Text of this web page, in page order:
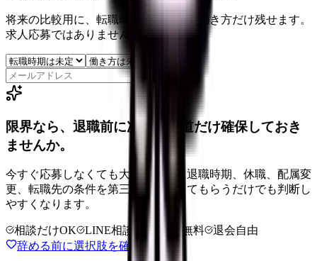
将来の比較用に、転職時期と気になる働き方だけ残せます。
求人応募ではありません。
限界なら、退職前に次の逃げ道だけ確保しておき
ませんか。
今すぐ応募しなくても大丈夫です。退職時期、休職、配属変
更、転職先の条件を第三者に整理してもらうだけでも判断し
やすくなります。
相談だけOK LINE相談OK 完全無料
退会自由
辞める前に選択肢を確認する